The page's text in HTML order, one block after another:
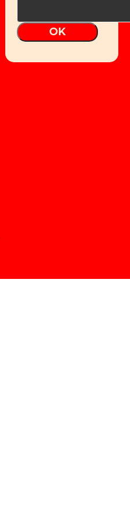
OK